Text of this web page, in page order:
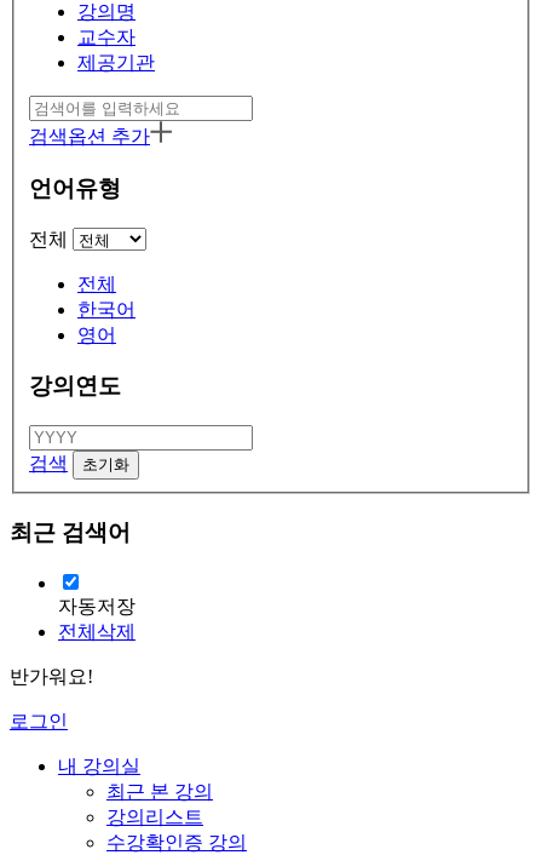
강의명
교수자
제공기관
검색옵션 추가
언어유형
전체
전체
한국어
영어
강의연도
검색
최근 검색어
자동저장
전체삭제
반가워요!
로그인
내 강의실
최근 본 강의
강의리스트
수강확인증 강의